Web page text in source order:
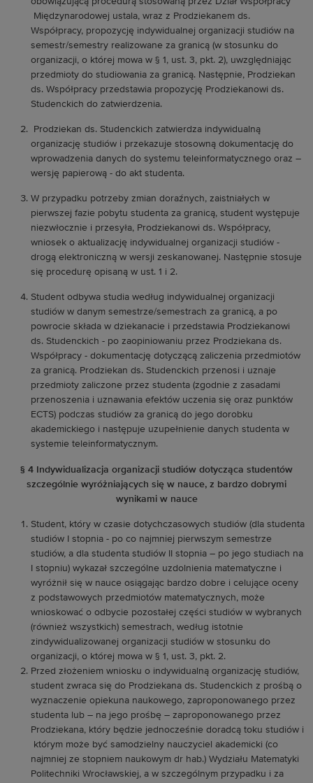
Międzynarodowej ustala, wraz z Prodziekanem ds.
Współpracy, propozycję indywidualnej organizacji studiów na
semestr/semestry realizowane za granicą (w stosunku do
organizacji, o której mowa w § 1, ust. 3, pkt. 2), uwzględniając
przedmioty do studiowania za granicą. Następnie, Prodziekan
ds. Współpracy przedstawia propozycję Prodziekanowi ds.
Studenckich do zatwierdzenia.
Prodziekan ds. Studenckich zatwierdza indywidualną
organizację studiów i przekazuje stosowną dokumentację do
wprowadzenia danych do systemu teleinformatycznego oraz –
wersję papierową - do akt studenta.
W przypadku potrzeby zmian doraźnych, zaistniałych w
pierwszej fazie pobytu studenta za granicą, student występuje
niezwłocznie i przesyła, Prodziekanowi ds. Współpracy,
wniosek o aktualizację indywidualnej organizacji studiów -
drogą elektroniczną w wersji zeskanowanej. Następnie stosuje
się procedurę opisaną w ust. 1 i 2.
Student odbywa studia według indywidualnej organizacji
studiów w danym semestrze/semestrach za granicą, a po
powrocie składa w dziekanacie i przedstawia Prodziekanowi
ds. Studenckich - po zaopiniowaniu przez Prodziekana ds.
Współpracy - dokumentację dotyczącą zaliczenia przedmiotów
za granicą. Prodziekan ds. Studenckich przenosi i uznaje
przedmioty zaliczone przez studenta (zgodnie z zasadami
przenoszenia i uznawania efektów uczenia się oraz punktów
ECTS) podczas studiów za granicą do jego dorobku
akademickiego i następuje uzupełnienie danych studenta w
systemie teleinformatycznym.
§ 4 Indywidualizacja organizacji studiów dotycząca studentów
szczególnie wyróżniających się w nauce, z bardzo dobrymi
wynikami w nauce
Student, który w czasie dotychczasowych studiów (dla studenta
studiów I stopnia - po co najmniej pierwszym semestrze
studiów, a dla studenta studiów II stopnia – po jego studiach na
I stopniu) wykazał szczególne uzdolnienia matematyczne i
wyróżnił się w nauce osiągając bardzo dobre i celujące oceny
z podstawowych przedmiotów matematycznych, może
wnioskować o odbycie pozostałej części studiów w wybranych
(również wszystkich) semestrach, według istotnie
zindywidualizowanej organizacji studiów w stosunku do
organizacji, o której mowa w § 1, ust. 3, pkt. 2.
Przed złożeniem wniosku o indywidualną organizację studiów,
student zwraca się do Prodziekana ds. Studenckich z prośbą o
wyznaczenie opiekuna naukowego, zaproponowanego przez
studenta lub – na jego prośbę – zaproponowanego przez
Prodziekana, który będzie jednocześnie doradcą toku studiów i
którym może być samodzielny nauczyciel akademicki (co
najmniej ze stopniem naukowym dr hab.) Wydziału Matematyki
Politechniki Wrocławskiej, a w szczególnym przypadku i za